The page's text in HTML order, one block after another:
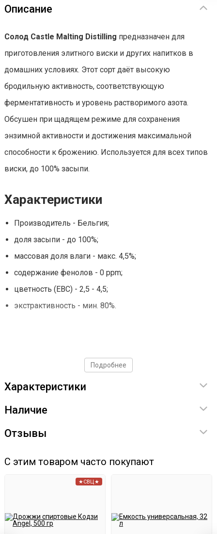
Описание
Солод Castle Malting Distilling предназначен для
приготовления элитного виски и других напитков в
домашних условиях. Этот сорт даёт высокую
бродильную активность, соответствующую
ферментативность и уровень растворимого азота.
Обсушен при щадящем режиме для сохранения
энзимной активности и достижения максимальной
способности к брожению. Используется для всех типов
виски, до 100% засыпи.
Характеристики
Производитель - Бельгия;
доля засыпи - до 100%;
массовая доля влаги - макс. 4,5%;
содержание фенолов - 0 ppm;
цветность (EBC) - 2,5 - 4,5;
экстрактивность - мин. 80%.
Подробнее
Характеристики
Наличие
Отзывы
С этим товаром часто покупают
★СВЦ★